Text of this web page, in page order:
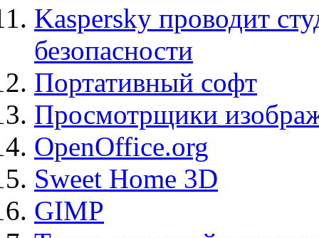
Kaspersky проводит
безопасности
Портативный софт
Просмотрщики
OpenOffice.org
Sweet Home 3D
GIMP